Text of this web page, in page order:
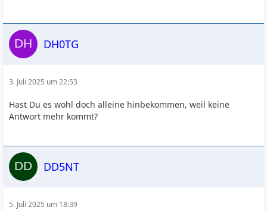
DH0TG
3. Juli 2025 um 22:53
Hast Du es wohl doch alleine hinbekommen, weil keine
Antwort mehr kommt?
DD5NT
5. Juli 2025 um 18:39